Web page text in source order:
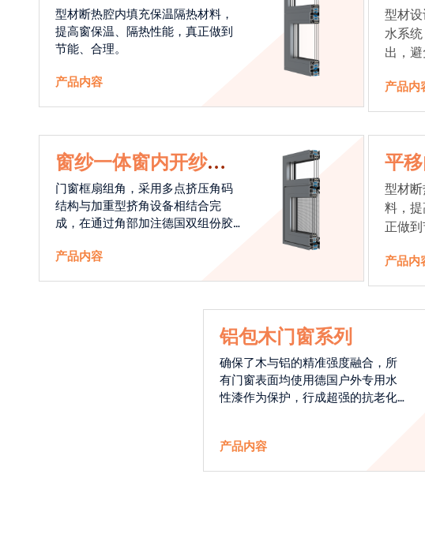
型材断热腔内填充保温隔热材料，
提高窗保温、隔热性能，真正做到
节能、合理。
产品内容
型材
水系
出，
产品内
窗纱一体窗内开纱外
开系统
门窗框扇组角，采用多点挤压角码
结构与加重型挤角设备相结合完
成，在通过角部加注德国双组份胶
强度，促使窗使用寿命提升5-10
产品内容
平
统
型材
料，
正做
产品内
铝包木门窗系列
确保了木与铝的精准强度融合，所
有门窗表面均使用德国户外专用水
性漆作为保护，行成超强的抗老化
产品内容